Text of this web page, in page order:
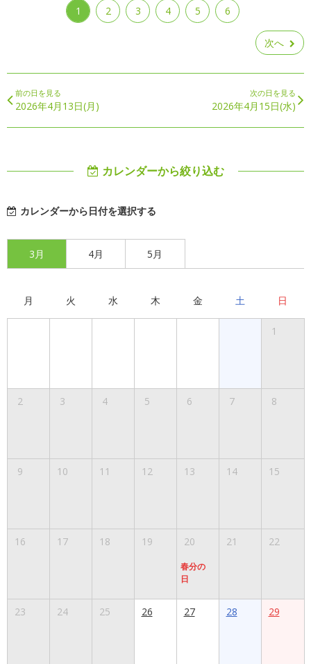
1 2 3 4 5 6
次へ
前の日を見る
2026年4月13日(月)
次の日を見る
2026年4月15日(水)
カレンダーから絞り込む
カレンダーから日付を選択する
3月 4月 5月
月 火 水 木 金 土 日
1
2 3 4 5 6 7 8
9 10 11 12 13 14 15
16 17 18 19 20
春分の
日
21 22
23 24 25 26 27 28 29